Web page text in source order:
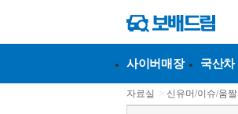
사이버매장 국산차
자료실 > 신유머/이슈/움짤